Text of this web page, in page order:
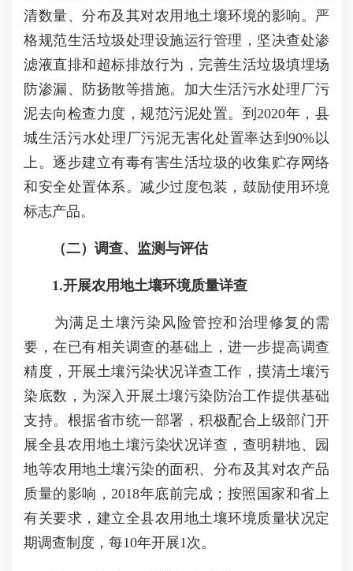
清数量、分布及其对农用地土壤环境的影响。严
格规范生活垃圾处理设施运行管理，坚决查处渗
滤液直排和超标排放行为，完善生活垃圾填埋场
防渗漏、防扬散等措施。加大生活污水处理厂污
泥去向检查力度，规范污泥处置。到2020年，县
城生活污水处理厂污泥无害化处置率达到90%以
上。逐步建立有毒有害生活垃圾的收集贮存网络
和安全处置体系。减少过度包装，鼓励使用环境
标志产品。
（二）调查、监测与评估
1.开展农用地土壤环境质量详查
为满足土壤污染风险管控和治理修复的需
要，在已有相关调查的基础上，进一步提高调查
精度，开展土壤污染状况详查工作，摸清土壤污
染底数，为深入开展土壤污染防治工作提供基础
支持。根据省市统一部署，积极配合上级部门开
展全县农用地土壤污染状况详查，查明耕地、园
地等农用地土壤污染的面积、分布及其对农产品
质量的影响，2018年底前完成；按照国家和省上
有关要求，建立全县农用地土壤环境质量状况定
期调查制度，每10年开展1次。